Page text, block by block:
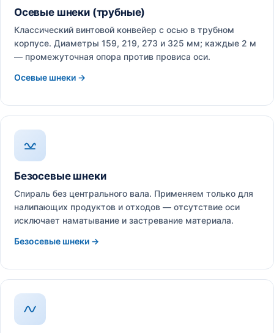
Осевые шнеки (трубные)
Классический винтовой конвейер с осью в трубном
корпусе. Диаметры 159, 219, 273 и 325 мм; каждые 2 м
— промежуточная опора против провиса оси.
Осевые шнеки →
Безосевые шнеки
Спираль без центрального вала. Применяем только для
налипающих продуктов и отходов — отсутствие оси
исключает наматывание и застревание материала.
Безосевые шнеки →